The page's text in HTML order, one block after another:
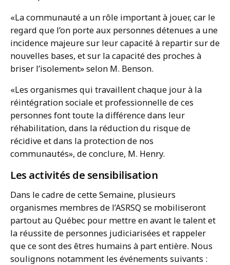
«La communauté a un rôle important à jouer, car le
regard que l’on porte aux personnes détenues a une
incidence majeure sur leur capacité à repartir sur de
nouvelles bases, et sur la capacité des proches à
briser l’isolement» selon M. Benson.
«Les organismes qui travaillent chaque jour à la
réintégration sociale et professionnelle de ces
personnes font toute la différence dans leur
réhabilitation, dans la réduction du risque de
récidive et dans la protection de nos
communautés», de conclure, M. Henry.
Les activités de sensibilisation
Dans le cadre de cette Semaine, plusieurs
organismes membres de l’ASRSQ se mobiliseront
partout au Québec pour mettre en avant le talent et
la réussite de personnes judiciarisées et rappeler
que ce sont des êtres humains à part entière. Nous
soulignons notamment les événements suivants :